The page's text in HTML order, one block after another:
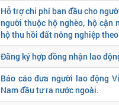
Hỗ trợ chi phí ban đầu cho
người thuộc hộ nghèo, hộ cận
hộ thu hồi đất nông nghiệp
Đăng ký hợp đồng nhận lao
Báo cáo đưa người lao động
Nam đầu tư ra nước ngoài.